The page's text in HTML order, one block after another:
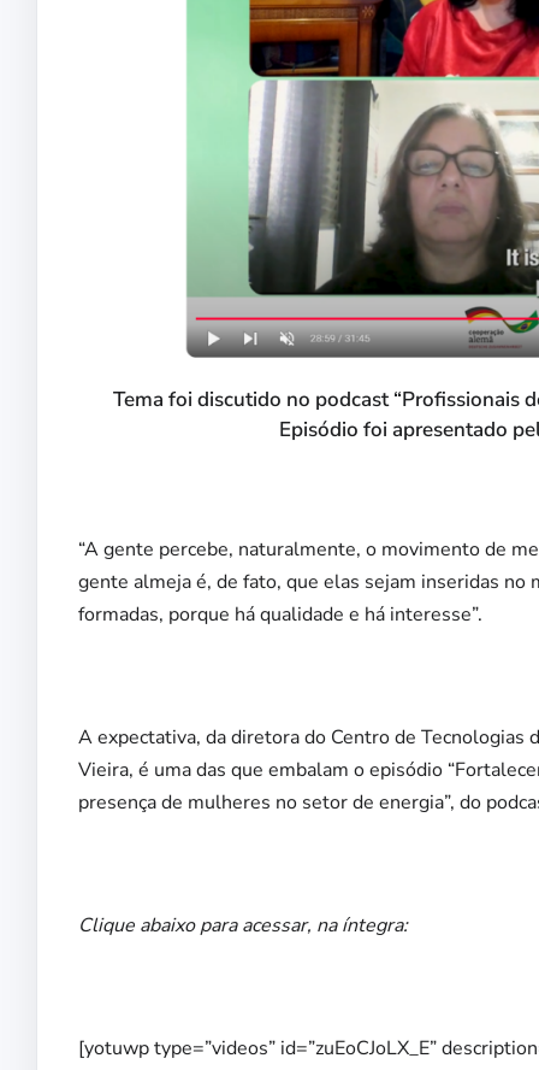
Tema foi discutido no podcast “Profissionais
Episódio foi apresentado
“A gente percebe, naturalmente, o movimento de
gente almeja é, de fato, que elas sejam inseridas
formadas, porque há qualidade e há interesse”.
A expectativa, da diretora do Centro de Tecnologias
Vieira, é uma das que embalam o episódio
presença de mulheres no setor de energia”, do
Clique abaixo para acessar, na íntegra:
[yotuwp type=”videos” id=”zuEoCJoLX_E”